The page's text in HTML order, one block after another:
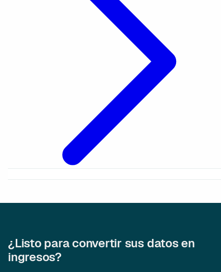
¿Listo para convertir sus datos en
ingresos?